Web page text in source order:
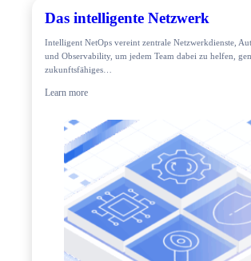
Das intelligente Netzwerk
Intelligent NetOps vereint zentrale Netzwerkdienste,
und Observability, um jedem Team dabei zu helfen,
zukunftsfähiges…
Learn more